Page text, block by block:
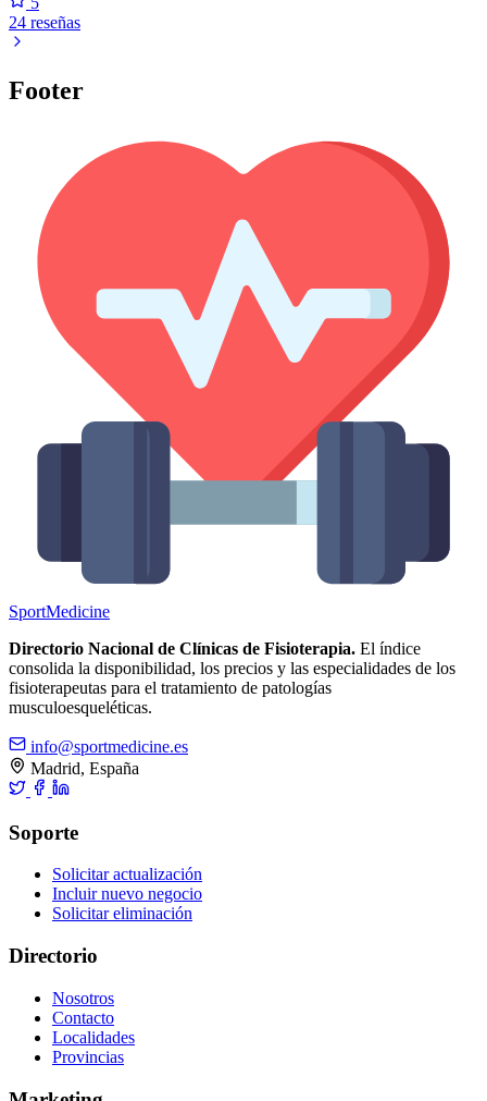
24 reseñas
Footer
SportMedicine
Directorio Nacional de Clínicas de Fisioterapia. El índice
consolida la disponibilidad, los precios y las especialidades de los
fisioterapeutas para el tratamiento de patologías
musculoesqueléticas.
info@sportmedicine.es
Madrid, España
Soporte
Solicitar actualización
Incluir nuevo negocio
Solicitar eliminación
Directorio
Nosotros
Contacto
Localidades
Provincias